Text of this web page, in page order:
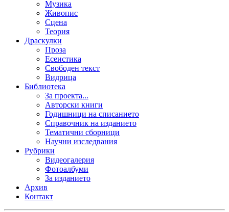
Музика
Живопис
Сцена
Теория
Драскулки
Проза
Есеистика
Свободен текст
Видрица
Библиотека
За проекта...
Авторски книги
Годишници на списанието
Справочник на изданието
Тематични сборници
Научни изследвания
Рубрики
Видеогалерия
Фотоалбуми
За изданието
Архив
Контакт